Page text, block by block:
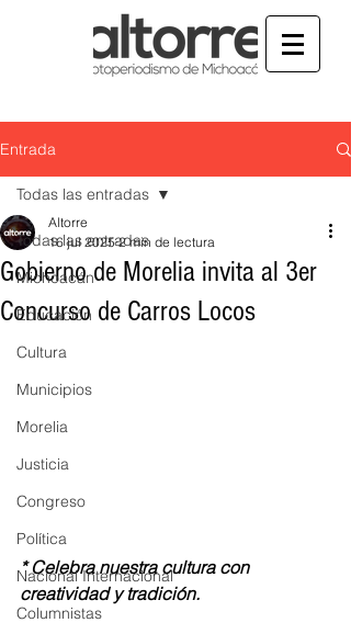
Entrada
Todas las entradas
Michoacán
Educación
Cultura
Municipios
Morelia
Justicia
Congreso
Política
Nacional Internacional
Columnistas
Todas las entradas
Gobierno de Morelia invita al 3er
Concurso de Carros Locos
Altorre
16 jul 2025 2 min de lectura
* Celebra nuestra cultura con
creatividad y tradición.